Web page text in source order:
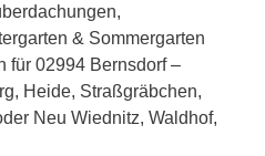
& Sommergarten
für 02994 Bernsdorf –
Heide, Straßgräbchen,
Neu Wiednitz, Waldhof,